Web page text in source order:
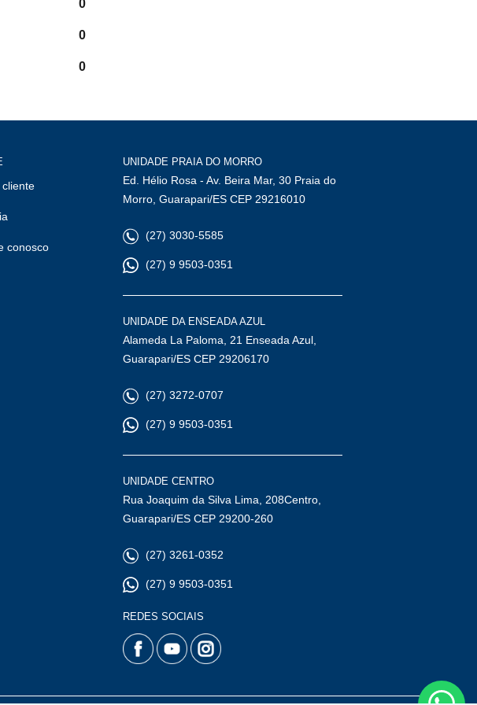
0
0
0
conosco
UNIDADE PRAIA DO MORRO
Ed. Hélio Rosa - Av. Beira Mar, 30 Praia do
Morro, Guarapari/ES CEP 29216010
(27) 3030-5585
(27) 9 9503-0351
UNIDADE DA ENSEADA AZUL
Alameda La Paloma, 21 Enseada Azul,
Guarapari/ES CEP 29206170
(27) 3272-0707
(27) 9 9503-0351
UNIDADE CENTRO
Rua Joaquim da Silva Lima, 208Centro,
Guarapari/ES CEP 29200-260
(27) 3261-0352
(27) 9 9503-0351
REDES SOCIAIS